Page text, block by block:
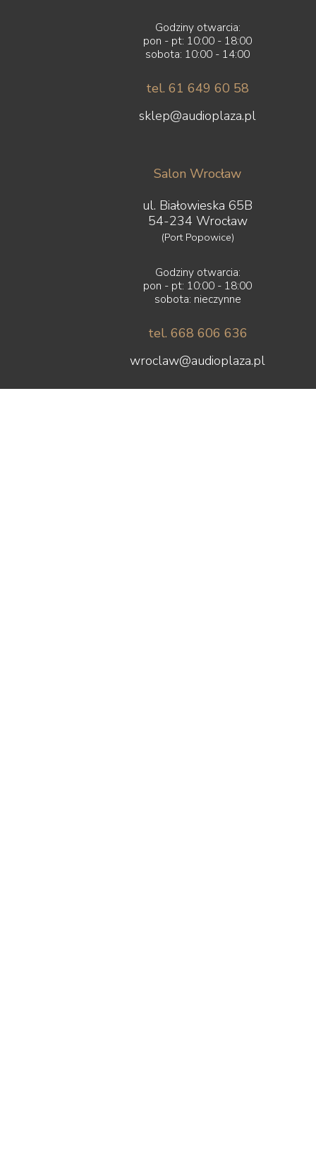
Godziny otwarcia:
pon - pt: 10:00 - 18:00
sobota: 10:00 - 14:00
tel. 61 649 60 58
sklep@audioplaza.pl
Salon Wrocław
ul. Białowieska 65B
54-234 Wrocław
(Port Popowice)
Godziny otwarcia:
pon - pt: 10:00 - 18:00
sobota: nieczynne
tel. 668 606 636
wroclaw@audioplaza.pl